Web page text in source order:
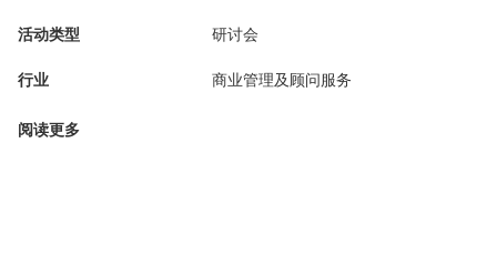
活动类型 研讨会
行业 商业管理及顾问服务
阅读更多